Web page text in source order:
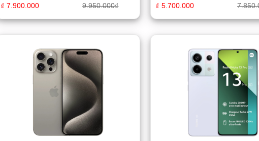
9.950.000₫
7.900.000
₫ 5.700.000
₫